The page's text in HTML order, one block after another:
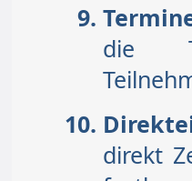
die
direkt